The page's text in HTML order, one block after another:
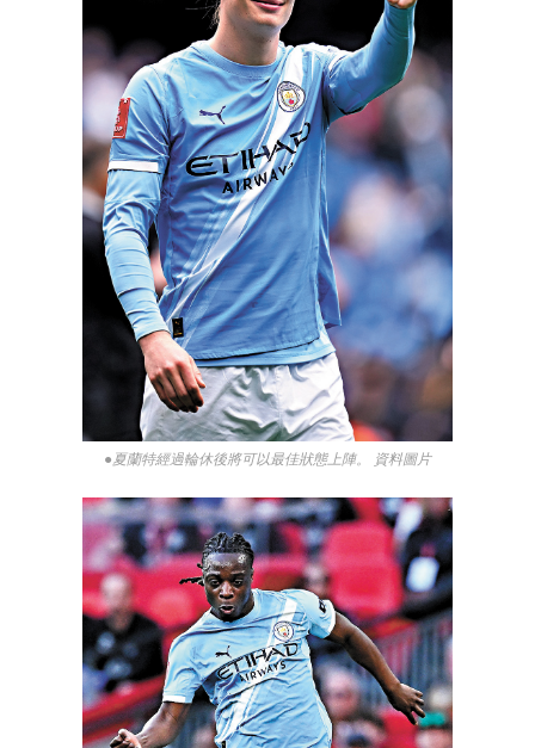
●夏蘭特經過輪休後將可以最佳狀態上陣。 資料圖片